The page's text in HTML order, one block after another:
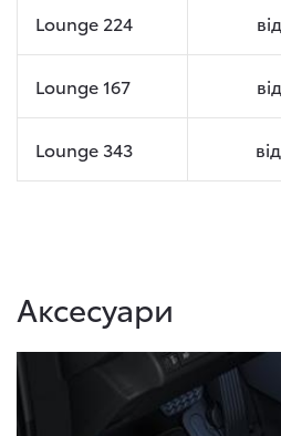
Lounge 224 від
Lounge 167 від
Lounge 343 від
Аксесуари